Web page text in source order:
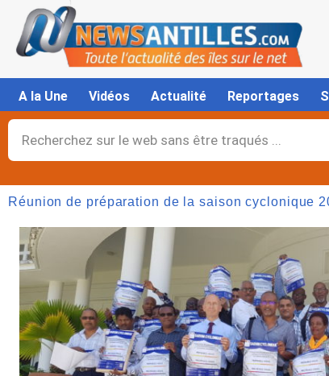
contenu
A la Une Vidéos Actualité Reportages
Rechercher
Réunion de préparation de la saison cyclonique